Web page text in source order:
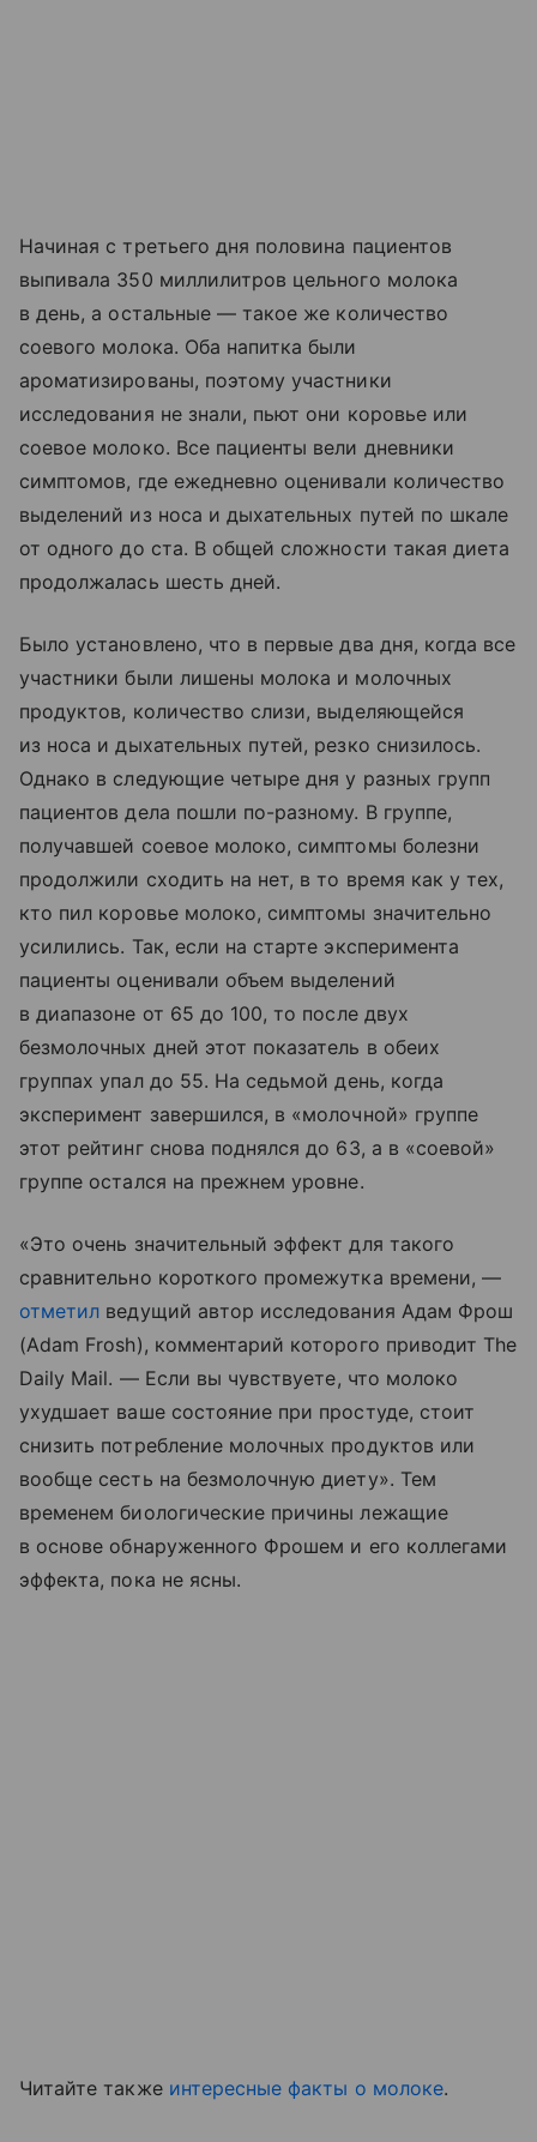
Начиная с третьего дня половина пациентов
выпивала 350 миллилитров цельного молока
в день, а остальные — такое же количество
соевого молока. Оба напитка были
ароматизированы, поэтому участники
исследования не знали, пьют они коровье или
соевое молоко. Все пациенты вели дневники
симптомов, где ежедневно оценивали количество
выделений из носа и дыхательных путей по шкале
от одного до ста. В общей сложности такая диета
продолжалась шесть дней.
Было установлено, что в первые два дня, когда все
участники были лишены молока и молочных
продуктов, количество слизи, выделяющейся
из носа и дыхательных путей, резко снизилось.
Однако в следующие четыре дня у разных групп
пациентов дела пошли по-разному. В группе,
получавшей соевое молоко, симптомы болезни
продолжили сходить на нет, в то время как у тех,
кто пил коровье молоко, симптомы значительно
усилились. Так, если на старте эксперимента
пациенты оценивали объем выделений
в диапазоне от 65 до 100, то после двух
безмолочных дней этот показатель в обеих
группах упал до 55. На седьмой день, когда
эксперимент завершился, в «молочной» группе
этот рейтинг снова поднялся до 63, а в «соевой»
группе остался на прежнем уровне.
«Это очень значительный эффект для такого
сравнительно короткого промежутка времени, —
отметил ведущий автор исследования Адам Фрош
(Adam Frosh), комментарий которого приводит The
Daily Mail. — Если вы чувствуете, что молоко
ухудшает ваше состояние при простуде, стоит
снизить потребление молочных продуктов или
вообще сесть на безмолочную диету». Тем
временем биологические причины лежащие
в основе обнаруженного Фрошем и его коллегами
эффекта, пока не ясны.
Читайте также интересные факты о молоке.